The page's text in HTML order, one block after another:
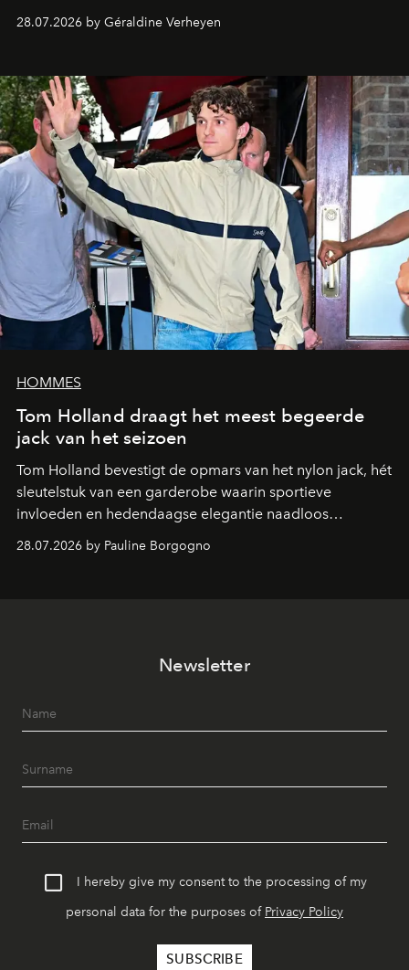
28.07.2026 by Géraldine Verheyen
HOMMES
Tom Holland draagt het meest begeerde
jack van het seizoen
Tom Holland bevestigt de opmars van het nylon jack, hét
sleutelstuk van een garderobe waarin sportieve
invloeden en hedendaagse elegantie naadloos
28.07.2026 by Pauline Borgogno
Newsletter
I hereby give my consent to the processing of my
personal data for the purposes of Privacy Policy